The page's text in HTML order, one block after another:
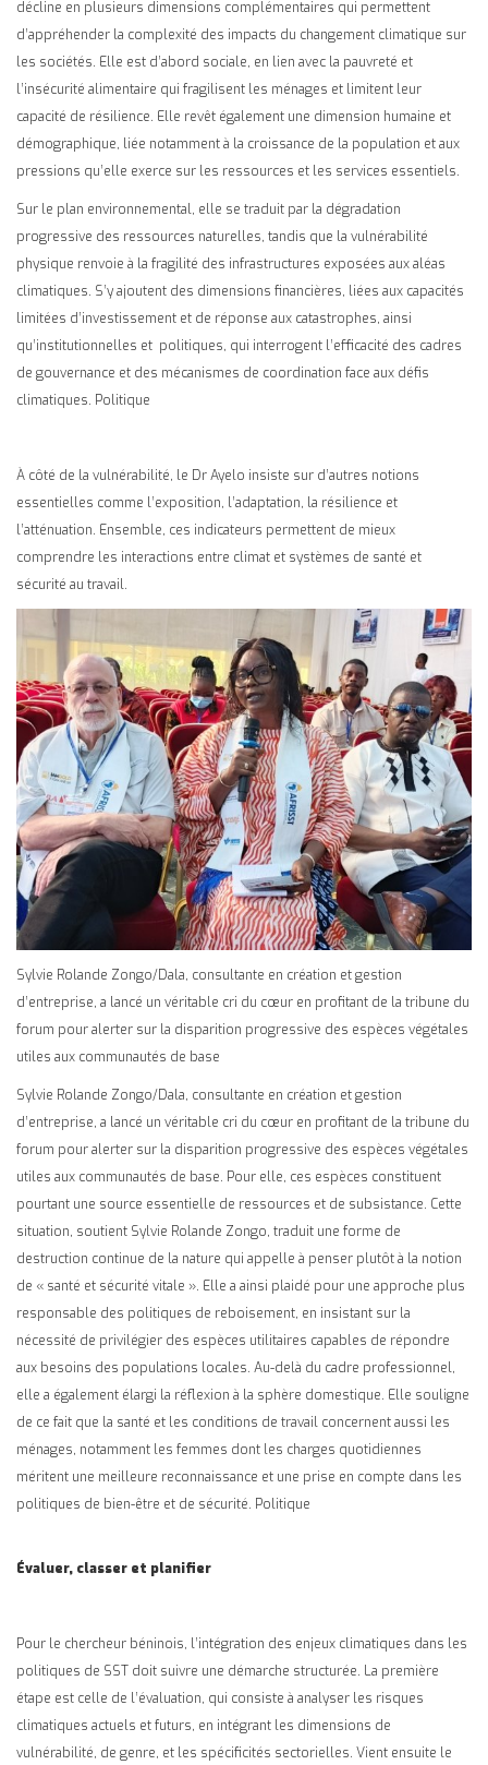
décline en plusieurs dimensions complémentaires qui permettent
d’appréhender la complexité des impacts du changement climatique sur
les sociétés. Elle est d’abord sociale, en lien avec la pauvreté et
l’insécurité alimentaire qui fragilisent les ménages et limitent leur
capacité de résilience. Elle revêt également une dimension humaine et
démographique, liée notamment à la croissance de la population et aux
pressions qu’elle exerce sur les ressources et les services essentiels.
Sur le plan environnemental, elle se traduit par la dégradation
progressive des ressources naturelles, tandis que la vulnérabilité
physique renvoie à la fragilité des infrastructures exposées aux aléas
climatiques. S’y ajoutent des dimensions financières, liées aux capacités
limitées d’investissement et de réponse aux catastrophes, ainsi
qu’institutionnelles et politiques, qui interrogent l’efficacité des cadres
de gouvernance et des mécanismes de coordination face aux défis
climatiques. Politique
À côté de la vulnérabilité, le Dr Ayelo insiste sur d’autres notions
essentielles comme l’exposition, l’adaptation, la résilience et
l’atténuation. Ensemble, ces indicateurs permettent de mieux
comprendre les interactions entre climat et systèmes de santé et
sécurité au travail.
Sylvie Rolande Zongo/Dala, consultante en création et gestion
d’entreprise, a lancé un véritable cri du cœur en profitant de la tribune du
forum pour alerter sur la disparition progressive des espèces végétales
utiles aux communautés de base
Sylvie Rolande Zongo/Dala, consultante en création et gestion
d’entreprise, a lancé un véritable cri du cœur en profitant de la tribune du
forum pour alerter sur la disparition progressive des espèces végétales
utiles aux communautés de base. Pour elle, ces espèces constituent
pourtant une source essentielle de ressources et de subsistance. Cette
situation, soutient Sylvie Rolande Zongo, traduit une forme de
destruction continue de la nature qui appelle à penser plutôt à la notion
de « santé et sécurité vitale ». Elle a ainsi plaidé pour une approche plus
responsable des politiques de reboisement, en insistant sur la
nécessité de privilégier des espèces utilitaires capables de répondre
aux besoins des populations locales. Au-delà du cadre professionnel,
elle a également élargi la réflexion à la sphère domestique. Elle souligne
de ce fait que la santé et les conditions de travail concernent aussi les
ménages, notamment les femmes dont les charges quotidiennes
méritent une meilleure reconnaissance et une prise en compte dans les
politiques de bien-être et de sécurité. Politique
Évaluer, classer et planifier
Pour le chercheur béninois, l’intégration des enjeux climatiques dans les
politiques de SST doit suivre une démarche structurée. La première
étape est celle de l’évaluation, qui consiste à analyser les risques
climatiques actuels et futurs, en intégrant les dimensions de
vulnérabilité, de genre, et les spécificités sectorielles. Vient ensuite le